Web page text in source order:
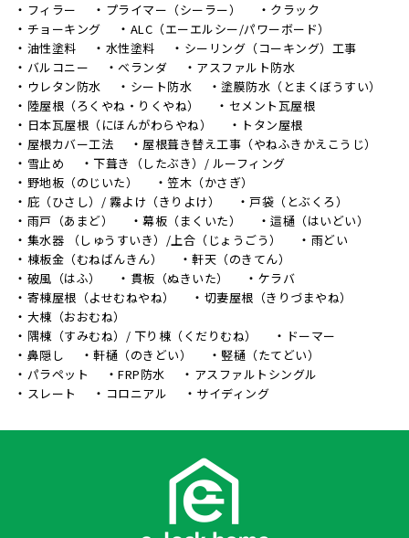
フィラー プライマー（シーラー）
クラック
チョーキング
ALC（エーエルシー/パワーボード）
油性塗料
水性塗料
シーリング（コーキング）工事
バルコニー
ベランダ
アスファルト防水
ウレタン防水
シート防水
塗膜防水（とまくぼうすい）
陸屋根（ろくやね・りくやね）
セメント瓦屋根
日本瓦屋根（にほんがわらやね）
トタン屋根
屋根カバー工法
屋根葺き替え工事（やねふきかえこうじ）
雪止め
下葺き（したぶき）/ ルーフィング
野地板（のじいた）
笠木（かさぎ）
庇（ひさし）/ 霧よけ（きりよけ）
戸袋（とぶくろ）
雨戸（あまど）
幕板（まくいた）
這樋（はいどい）
集水器 （しゅうすいき）/上合（じょうごう）
雨どい
棟板金（むねばんきん）
軒天（のきてん）
破風（はふ）
貫板（ぬきいた）
ケラバ
寄棟屋根（よせむねやね）
切妻屋根（きりづまやね）
大棟（おおむね）
隅棟（すみむね）/ 下り棟（くだりむね）
ドーマー
鼻隠し
軒樋（のきどい）
竪樋（たてどい）
パラペット
FRP防水
アスファルトシングル
スレート
コロニアル サイディング